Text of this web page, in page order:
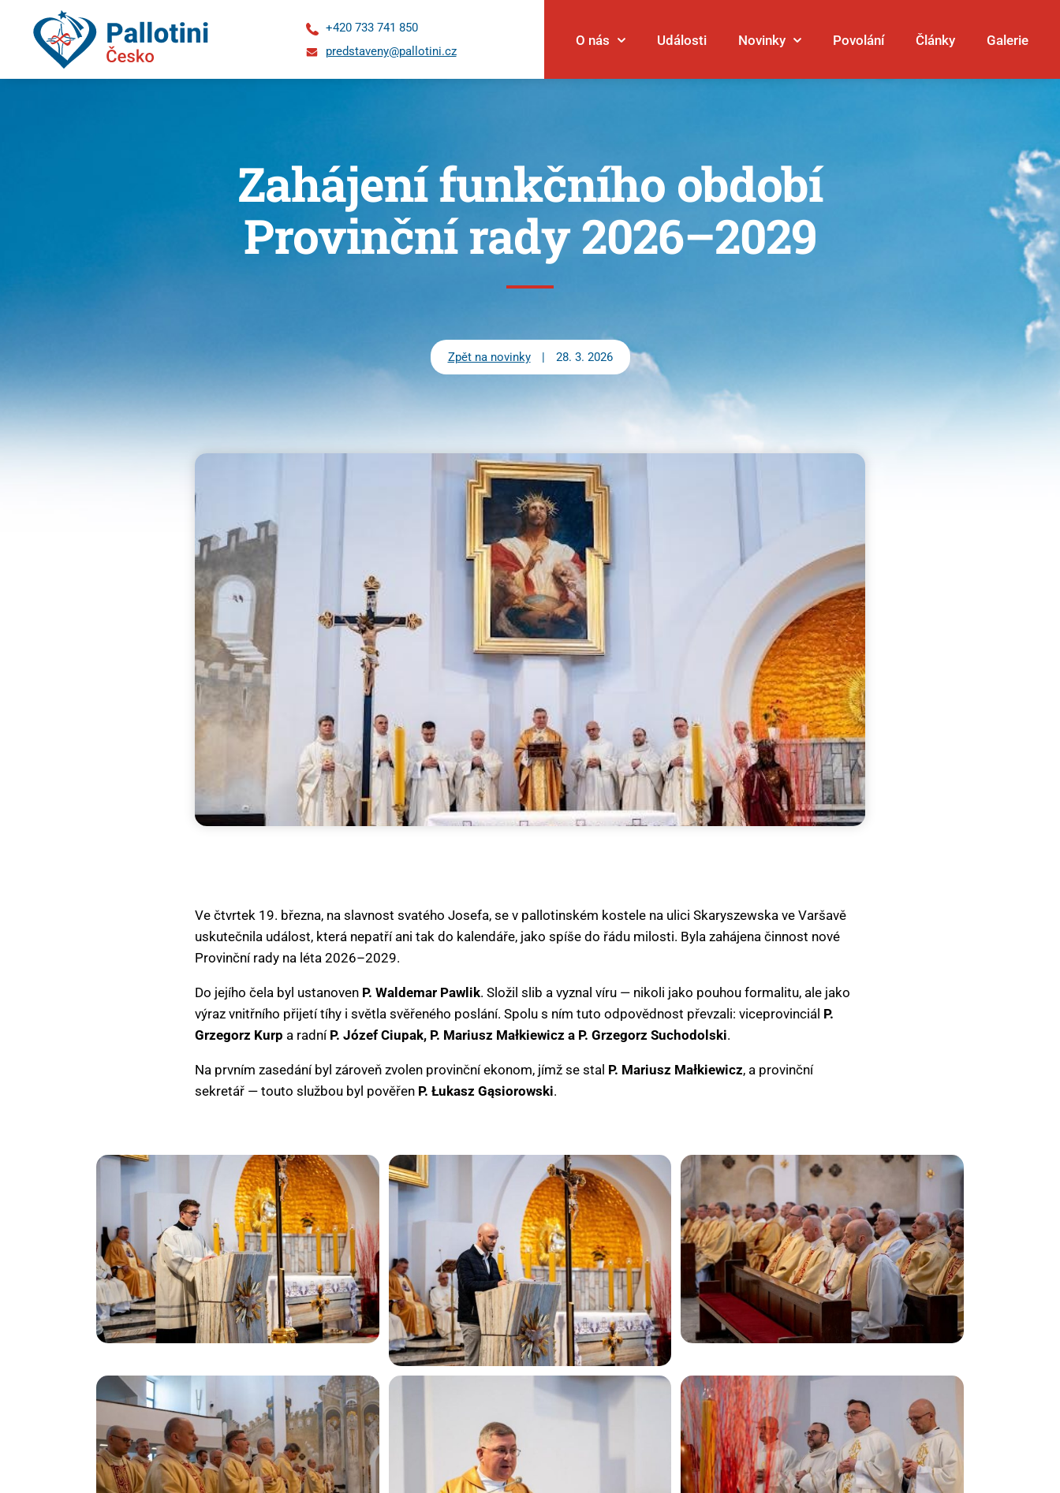
Události Novinky Povolání Články
+420 733 741 850
+420 733 741 850
predstaveny@pallotini.cz
O nás Události Novinky Povolání Články Galerie
Zahájení funkčního období
Provinční rady 2026–2029
Zpět na novinky | 28. 3. 2026
Ve čtvrtek 19. března, na slavnost svatého Josefa, se v pallotinském kostele na ulici Skaryszewska ve Varšavě
uskutečnila událost, která nepatří ani tak do kalendáře, jako spíše do řádu milosti. Byla zahájena činnost nové
Provinční rady na léta 2026–2029.
Do jejího čela byl ustanoven P. Waldemar Pawlik. Složil slib a vyznal víru — nikoli jako pouhou formalitu, ale jako
výraz vnitřního přijetí tíhy i světla svěřeného poslání. Spolu s ním tuto odpovědnost převzali: viceprovinciál P.
Grzegorz Kurp a radní P. Józef Ciupak, P. Mariusz Małkiewicz a P. Grzegorz Suchodolski.
Na prvním zasedání byl zároveň zvolen provinční ekonom, jímž se stal P. Mariusz Małkiewicz, a provinční
sekretář — touto službou byl pověřen P. Łukasz Gąsiorowski.